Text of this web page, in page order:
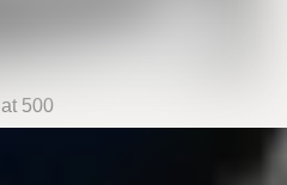
500